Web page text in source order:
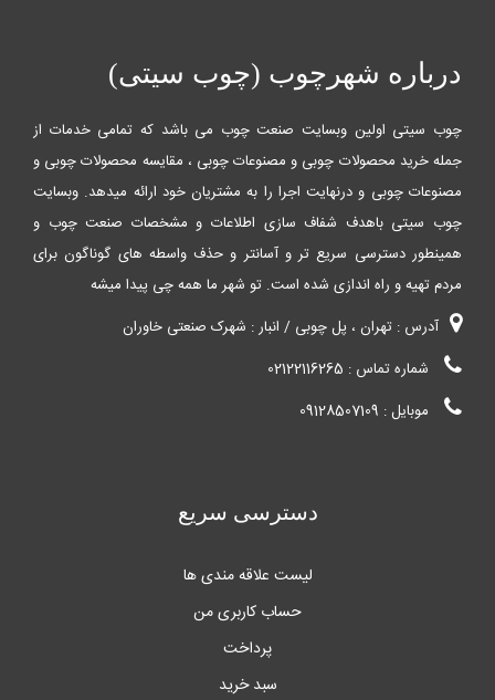
درباره شهرچوب (چوب سیتی)
چوب سیتی اولین وبسایت صنعت چوب می باشد که تمامی خدمات از
جمله خرید محصولات چوبی و مصنوعات چوبی ، مقایسه محصولات چوبی و
مصنوعات چوبی و درنهایت اجرا را به مشتریان خود ارائه میدهد. وبسایت
چوب سیتی باهدف شفاف سازی اطلاعات و مشخصات صنعت چوب و
همینطور دسترسی سریع تر و آسانتر و حذف واسطه های گوناگون برای
مردم تهیه و راه اندازی شده است. تو شهر ما همه چی پیدا میشه
آدرس : تهران ، پل چوبی / انبار : شهرک صنعتی خاوران
شماره تماس : 02122116265
موبایل : 09128507109
دسترسی سریع
لیست علاقه مندی ها
حساب کاربری من
پرداخت
سبد خرید